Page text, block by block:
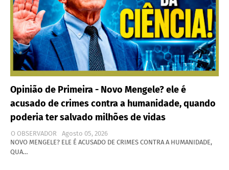
Opinião de Primeira - Novo Mengele? ele é
acusado de crimes contra a humanidade, quando
poderia ter salvado milhões de vidas
O OBSERVADOR
Agosto 05, 2026
NOVO MENGELE? ELE É ACUSADO DE CRIMES CONTRA A HUMANIDADE,
QUA…